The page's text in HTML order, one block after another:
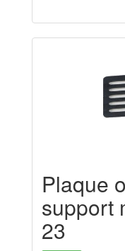
Plaque
support
23